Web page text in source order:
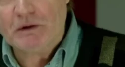
Смелость архитектурных
Генеральный директор